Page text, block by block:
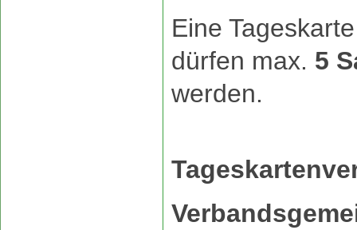
Eine
dürfen max. 5
werden.